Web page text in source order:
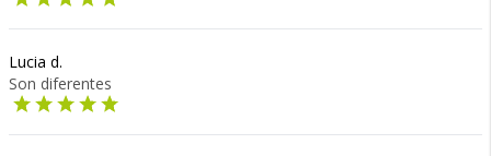
Lucia d.
Son diferentes